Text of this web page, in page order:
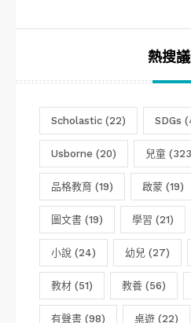
熱搜
Scholastic (22) SDGs
Usborne (20) 兒童
品格教育 (19) 啟蒙 (19)
圖文書 (19) 學習 (21)
小說 (24) 幼兒 (27)
教材 (51) 教養 (56)
有聲書 (98) 桌遊 (22)